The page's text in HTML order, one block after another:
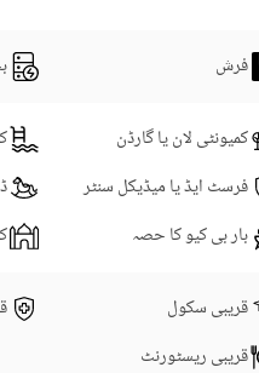
where you can host your
and contemplation. فرش
کمیونٹی لان یا گارڈن
فرسٹ ایڈ یا میڈیکل سنٹر
بار بی کیو کا حصہ
قریبی سکول
قریبی ریسٹورنٹ